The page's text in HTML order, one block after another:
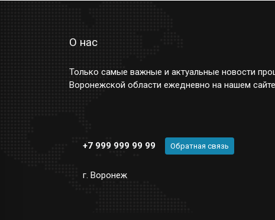
О нас
Только самые важные и актуальные новости
Воронежской области ежедневно на нашем
+7 999 999 99 99 Обратная связь
г. Воронеж